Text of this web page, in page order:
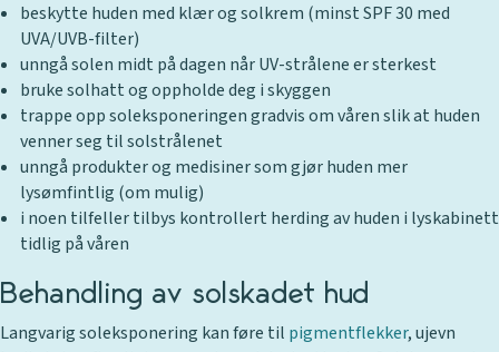
beskytte huden med klær og solkrem (minst SPF 30 med
UVA/UVB-filter)
unngå solen midt på dagen når UV-strålene er sterkest
bruke solhatt og oppholde deg i skyggen
trappe opp soleksponeringen gradvis om våren slik at huden
venner seg til solstrålenet
unngå produkter og medisiner som gjør huden mer
lysømfintlig (om mulig)
i noen tilfeller tilbys kontrollert herding av huden i lyskabinett
tidlig på våren
Behandling av solskadet hud
Langvarig soleksponering kan føre til pigmentflekker, ujevn